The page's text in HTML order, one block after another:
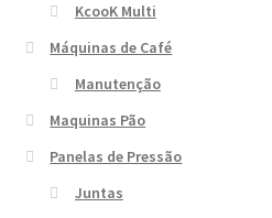
KcooK Multi
Máquinas de Café
Manutenção
Maquinas Pão
Panelas de Pressão
Juntas